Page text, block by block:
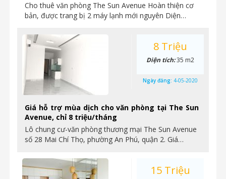
Cho thuê văn phòng The Sun Avenue Hoàn thiện cơ
bản, được trang bị 2 máy lạnh mới nguyên Diện…
Giá hỗ trợ mùa dịch cho văn phòng tại The Sun
Avenue, chỉ 8 triệu/tháng
Lô chung cư-văn phòng thương mại The Sun Avenue
số 28 Mai Chí Thọ, phường An Phú, quận 2. Giá…
8 Triệu
Diện tích:35 m2
Ngày đăng: 4-05-2020
15 Triệu